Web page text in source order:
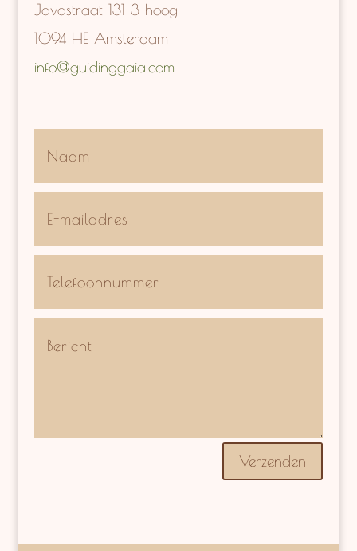
Javastraat 131 3 hoog
1094 HE Amsterdam
info@guidinggaia.com
Verzenden